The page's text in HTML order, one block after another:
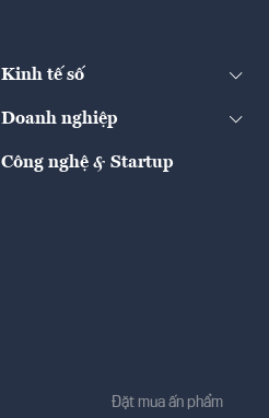
Kinh tế số
Doanh nghiệp
Công nghệ & Startup
Đặt mua ấn phẩm